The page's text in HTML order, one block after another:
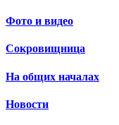
Фото и видео
Сокровищница
На общих началах
Новости